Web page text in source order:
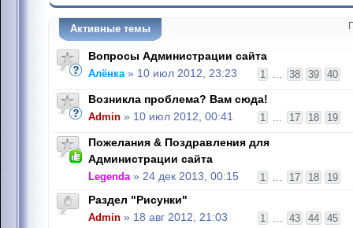
Активные темы
Вопросы Администрации сайта
1 ... 38 39 40
Алёнка» 10 июл 2012, 23:23
Возникла проблема? Вам сюда!
1 ... 17 18 19
Admin » 10 июл 2012, 00:41
Пожелания & Поздравления для
Администрации сайта
1 ... 17 18 19
Legenda» 24 дек 2013, 00:15
Раздел "Рисунки"
1 ... 43 44 45
Admin » 18 авг 2012, 21:03